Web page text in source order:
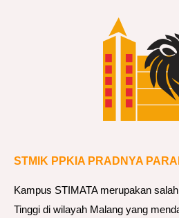
STMIK PPKIA PRADNYA
Kampus STIMATA merupakan
Tinggi di wilayah Malang yang